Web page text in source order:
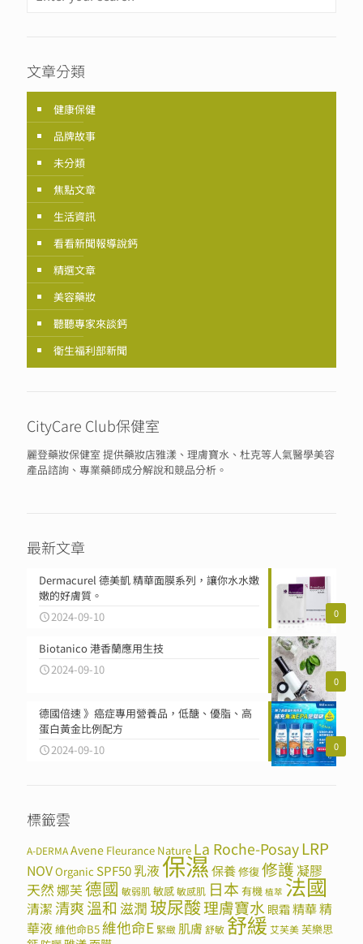
文章分類
健康保健
品牌故事
未分類
焦點文章
生活資訊
看看新聞報導說鈣
精選文章
美容藥妝
聽聽專家來談鈣
衛生福利部新聞
CityCare Club保健室
麗登藥妝保健室 提供藥妝店雅漾、理膚寶水、杜克等人氣醫學美容
產品諮詢、專業藥師成分解說和競品分析。
最新文章
0
Dermacurel 德美凱 精華面膜系列，讓你水水嫩
嫩的好膚質。
2024-09-10
0
Biotanico 港香蘭應用生技
2024-09-10
0
德國倍速 》癌症專用營養品，低醣、優脂、高
蛋白黃金比例配方
2024-09-10
標籤雲
A-DERMAAvene Fleurance Nature La Roche-PosayLRP
NOVOrganic SPF50乳液保濕保養修復修護凝膠
天然娜芙德國 敏弱肌敏感敏感肌 日本 有機 植萃 法國
清潔清爽溫和 滋潤 玻尿酸理膚寶水 眼霜精華精
華液維他命B5 維他命E 緊緻 肌膚 舒敏 舒緩 艾芙美芙樂思